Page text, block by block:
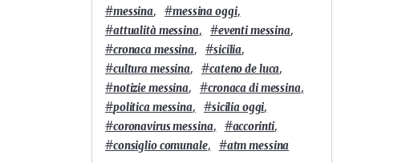
#messina, #messina oggi,
#attualità messina, #eventi messina,
#cronaca messina, #sicilia,
#cultura messina, #cateno de luca,
#notizie messina, #cronaca di messina,
#politica messina, #sicilia oggi,
#coronavirus messina, #accorinti,
#consiglio comunale, #atm messina